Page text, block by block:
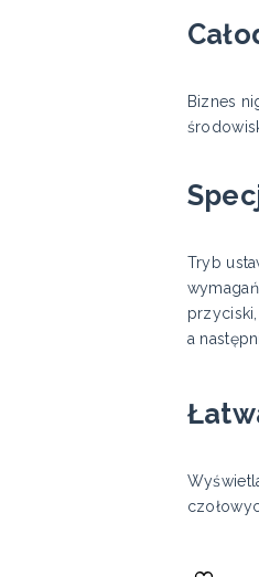
Biznes
Tryb
a